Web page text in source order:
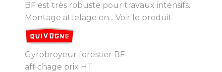
BF est très robuste pour travaux intensifs.
Montage attelage en... Voir le produit
Gyrobroyeur forestier BF
affichage prix HT